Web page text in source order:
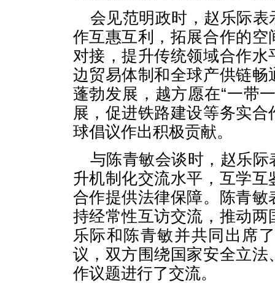
会见范明政时，赵乐际
作互惠互利，拓展合作的
对接，提升传统领域合作
边贸易体制和全球产供链
蓬勃发展，越方愿在“一带
展，促进铁路建设等务实
球倡议作出积极贡献。
与陈青敏会谈时，赵乐
升机制化交流水平，互学
合作提供法律保障。陈青
持经常性互访交流，推动
乐际和陈青敏并共同出席
议，双方围绕国家安全立
作议题进行了交流。